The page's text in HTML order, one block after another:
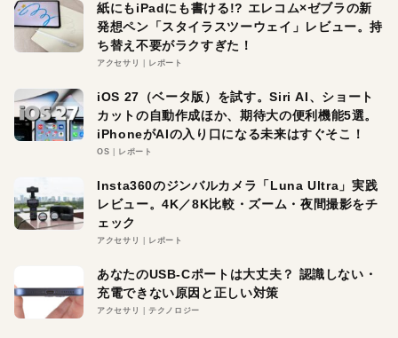
紙にもiPadにも書ける!? エレコム×ゼブラの新
発想ペン「スタイラスツーウェイ」レビュー。持
ち替え不要がラクすぎた！
アクセサリ レポート
iOS 27（ベータ版）を試す。Siri AI、ショート
カットの自動作成ほか、期待大の便利機能5選。
iPhoneがAIの入り口になる未来はすぐそこ！
OS レポート
Insta360のジンバルカメラ「Luna Ultra」実践
レビュー。4K／8K比較・ズーム・夜間撮影をチ
ェック
アクセサリ レポート
あなたのUSB-Cポートは大丈夫？ 認識しない・
充電できない原因と正しい対策
アクセサリ テクノロジー